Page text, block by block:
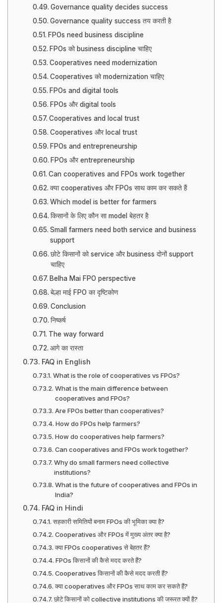
Governance quality decides success
Governance quality success तय करती है
FPOs need business discipline
FPOs को business discipline चाहिए
Cooperatives need modernization
Cooperatives को modernization चाहिए
FPOs and digital tools
FPOs और digital tools
Cooperatives and local trust
Cooperatives और local trust
FPOs and entrepreneurship
FPOs और entrepreneurship
Can cooperatives and FPOs work together
क्या cooperatives और FPOs साथ काम कर सकते हैं
Which model is better for farmers
किसानों के लिए कौन सा model बेहतर है
Small farmers need both service and business
support
छोटे किसानों को service और business दोनों support
चाहिए
Belha Mai FPO perspective
बेल्हा माई FPO का दृष्टिकोण
Conclusion
निष्कर्ष
The way forward
आगे का रास्ता
FAQ in English
What is the role of cooperatives vs FPOs?
What is the main difference between
cooperatives and FPOs?
Are FPOs better than cooperatives?
How do FPOs help farmers?
How do cooperatives help farmers?
Can cooperatives and FPOs work together?
Why do small farmers need collective
institutions?
What is the future of cooperatives and FPOs in
India?
FAQ in Hindi
सहकारी समितियों बनाम FPOs की भूमिका क्या है?
Cooperatives और FPOs में मुख्य अंतर क्या है?
क्या FPOs cooperatives से बेहतर हैं?
FPOs किसानों की कैसे मदद करते हैं?
Cooperatives किसानों की कैसे मदद करती हैं?
क्या cooperatives और FPOs साथ काम कर सकते हैं?
छोटे किसानों को collective institutions की जरूरत क्यों है?